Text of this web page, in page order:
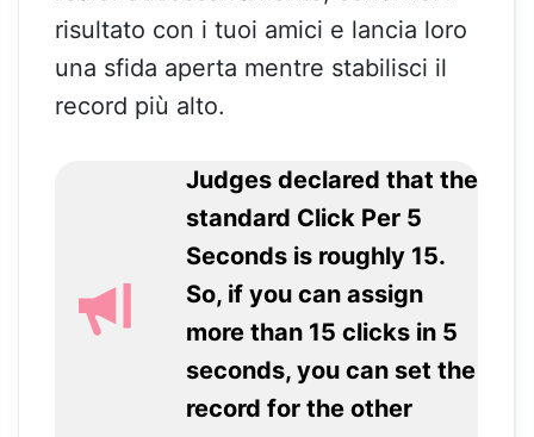
risultato con i tuoi amici e lancia loro
una sfida aperta mentre stabilisci il
record più alto.
Judges declared that the
standard Click Per 5
Seconds is roughly 15.
So, if you can assign
more than 15 clicks in 5
seconds, you can set the
record for the other